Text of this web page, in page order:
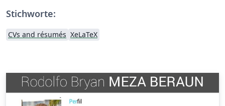
Stichworte:
CVs and résumés XeLaTeX